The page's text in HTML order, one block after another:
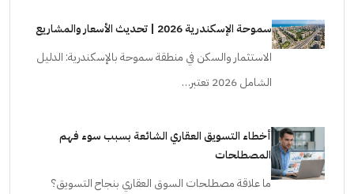
سموحة الإسكندرية 2026 | تحديث الأسعار والمشاريع
الاستثمار والسكن في منطقة سموحة بالإسكندرية: الدليل
أخطاء التسويق العقاري الشائعة بسبب سوء فهم
المصطلحات